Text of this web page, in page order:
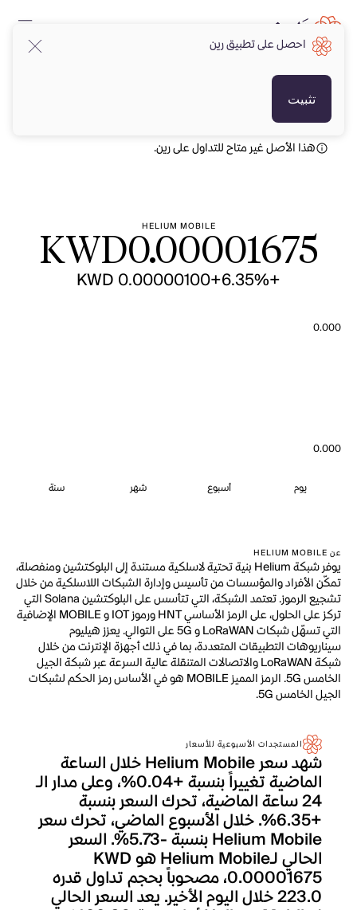
هذا الأصل غير متاح للتداول على رين.
HELIUM MOBILE
KWD0.00001675
+6.35%
+KWD 0.00000100
0.000
0.000
يوم أسبوع شهر سنة
عن HELIUM MOBILE
يوفر شبكة Helium بنية تحتية لاسلكية مستندة إلى البلوكتشين ومنفصلة،
تمكّن الأفراد والمؤسسات من تأسيس وإدارة الشبكات اللاسلكية من خلال
تشجيع الرموز. تعتمد الشبكة، التي تتأسس على البلوكتشين Solana التي
تركز على الحلول، على الرمز الأساسي HNT ورموز IOT و MOBILE الإضافية
التي تسهّل شبكات LoRaWAN و 5G على التوالي. يعزز هيليوم
سيناريوهات التطبيقات المتعددة، بما في ذلك أجهزة الإنترنت من خلال
شبكة LoRaWAN والاتصالات المتنقلة عالية السرعة عبر شبكة الجيل
الخامس 5G. الرمز المميز MOBILE هو في الأساس رمز الحكم لشبكات
الجيل الخامس 5G.
المستجدات الأسبوعية للأسعار
شهد سعر Helium Mobile خلال الساعة
الماضية تغييراً بنسبة +0.04%، وعلى مدار الـ
24 ساعة الماضية، تحرك السعر بنسبة
+6.35%. خلال الأسبوع الماضي، تحرك سعر
Helium Mobile بنسبة -5.73%. السعر
الحالي لـHelium Mobile هو KWD
0.00001675، مصحوباً بحجم تداول قدره
223.0 خلال اليوم الأخير. يعد السعر الحالي
احصل على تطبيق رين
تثبيت